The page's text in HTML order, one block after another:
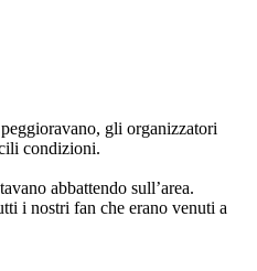
gli organizzatori
condizioni.
abbattendo sull’area.
i nostri fan che erano venuti a